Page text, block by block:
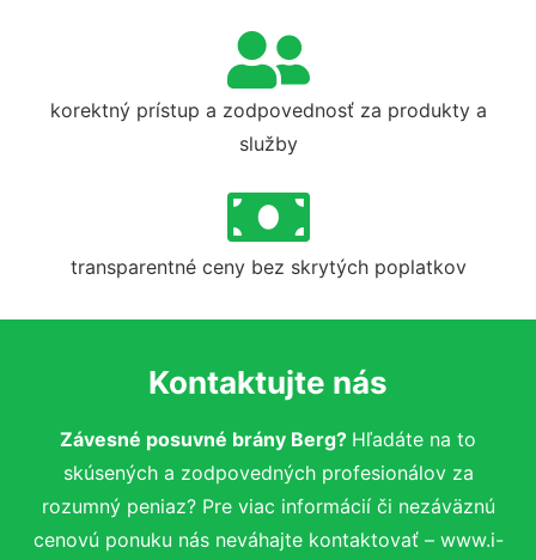
korektný prístup a zodpovednosť za produkty a
služby
transparentné ceny bez skrytých poplatkov
Kontaktujte nás
Závesné posuvné brány Berg? Hľadáte na to
skúsených a zodpovedných profesionálov za
rozumný peniaz? Pre viac informácií či nezáväznú
cenovú ponuku nás neváhajte kontaktovať – www.i-